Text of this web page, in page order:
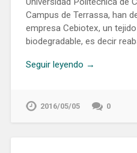
Campus de Terrassa, han
empresa Cebiotex, un
biodegradable, es decir
Seguir leyendo →
2016/05/05 0